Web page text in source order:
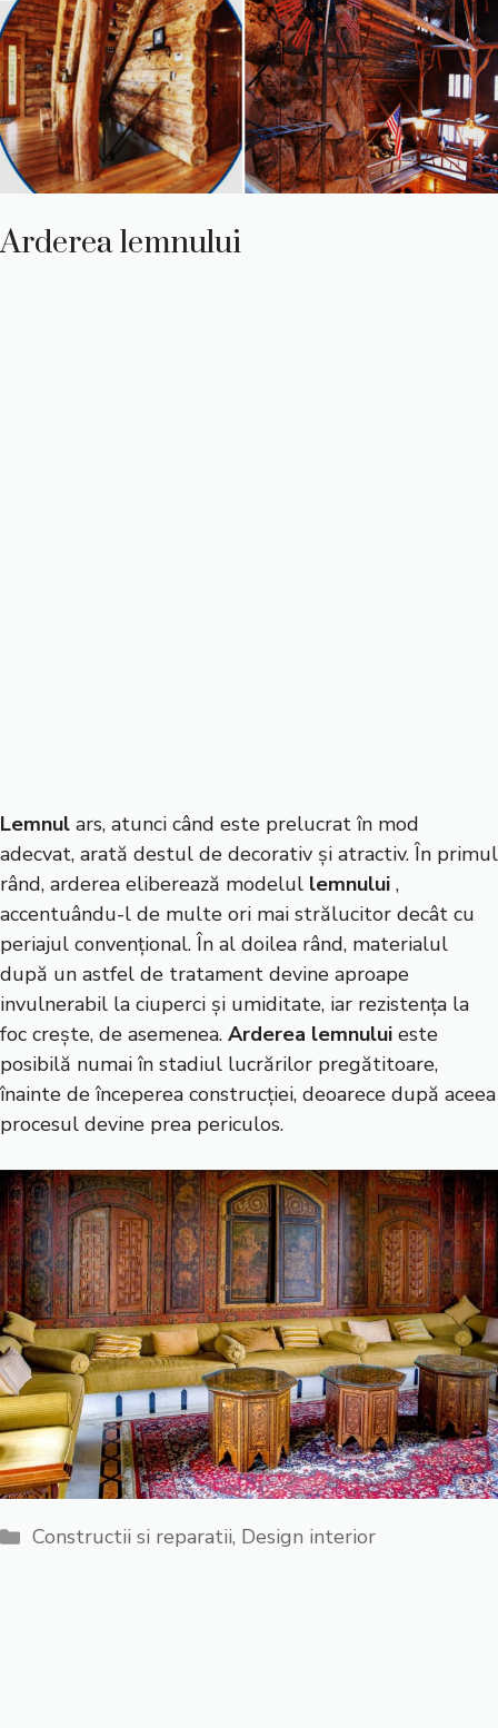
Arderea lemnului
Lemnul ars, atunci când este prelucrat în mod
adecvat, arată destul de decorativ și atractiv. În primul
rând, arderea eliberează modelul lemnului ,
accentuându-l de multe ori mai strălucitor decât cu
periajul convențional. În al doilea rând, materialul
după un astfel de tratament devine aproape
invulnerabil la ciuperci și umiditate, iar rezistența la
foc crește, de asemenea. Arderea lemnului este
posibilă numai în stadiul lucrărilor pregătitoare,
înainte de începerea construcției, deoarece după aceea
procesul devine prea periculos.
Categorii
Constructii si reparatii, Design interior